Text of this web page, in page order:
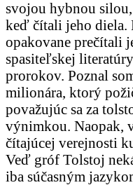
svojou hybnou
keď čítali jeho diela.
opakovane prečítali
spasiteľskej
prorokov. Poznal
milionára, ktorý
považujúc sa za
výnimkou. Naopak,
čítajúcej verejnosti
Veď gróf Tolstoj
iba súčasným